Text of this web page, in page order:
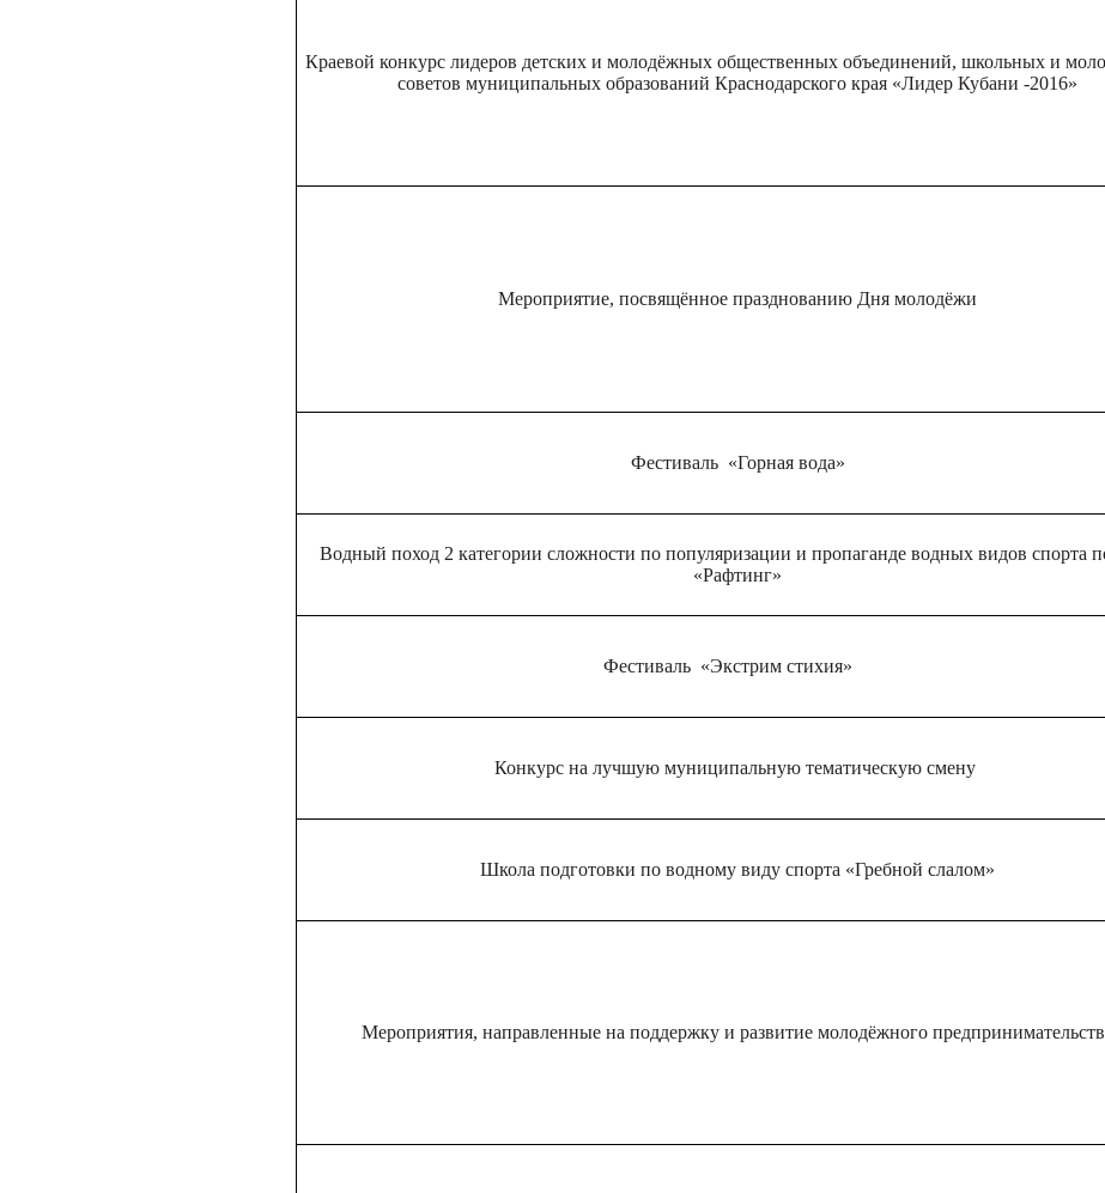
Краевой конкурс лидеров детских и молодёжных общественных объединений, школьных и
советов муниципальных образований Краснодарского края «Лидер Кубани -2016»
Мероприятие, посвящённое празднованию Дня молодёжи
Фестиваль «Горная вода»
Водный поход 2 категории сложности по популяризации и пропаганде водных видов спорта
«Рафтинг»
Фестиваль «Экстрим стихия»
Конкурс на лучшую муниципальную тематическую смену
Школа подготовки по водному виду спорта «Гребной слалом»
Мероприятия, направленные на поддержку и развитие молодёжного